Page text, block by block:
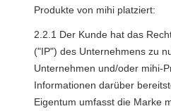
Produkte von mihi platziert:
2.2.1 Der Kunde hat das
("IP") des Unternehmens zu
Unternehmen und/oder mihi-
Informationen darüber
Eigentum umfasst die Marke